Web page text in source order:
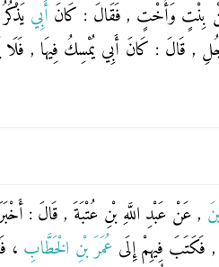
بِنْتٍ وَأُخْتٍ , فَقَالَ : كَانَ أَبِي
, قَالَ : كَانَ أَبِي يُمْسِكُ فِيهَا , فَلَا
, عَنْ عَبْدِ اللَّهِ بْنِ عُتْبَةَ , قَالَ :
, فَكَتَبَ فِيهِمْ إِلَى عُمَرَ بْنِ الْخَطَّابِ ،